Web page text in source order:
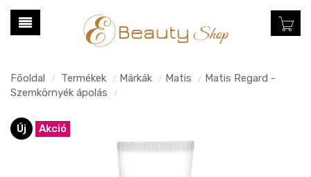
Főoldal / Termékek / Márkák / Matis / Matis Regard -
Szemkörnyék ápolás
/
Új Akció